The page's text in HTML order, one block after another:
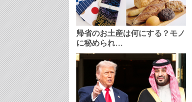
帰省のお土産は何にする？モノ
に秘められ…